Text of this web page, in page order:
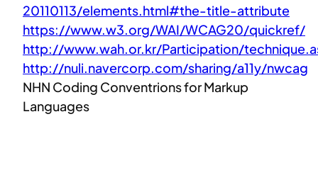
20110113/elements.html#the-title-attribute
https://www.w3.org/WAI/WCAG20/quickref/
http://www.wah.or.kr/Participation/
http://nuli.navercorp.com/sharing/a11y/nwcag
NHN Coding Conventrions for Markup
Languages